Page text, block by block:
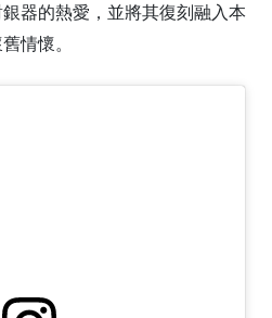
器的熱愛，並將其復刻融入本
情懷。